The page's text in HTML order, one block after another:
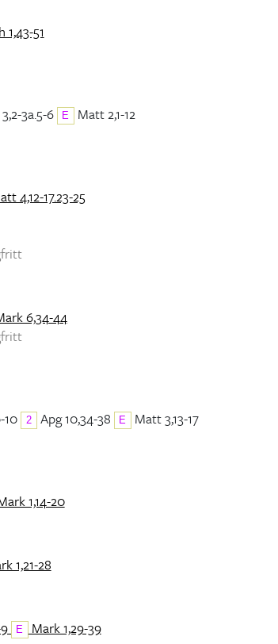
1,43-51
3a.5-6 E
Matt 2,1-12
4,12-17.23-25
6,34-44
10 2 Apg 10,34-38 E
Matt 3,13-17
1,14-20
1,21-28
E
Mark 1,29-39